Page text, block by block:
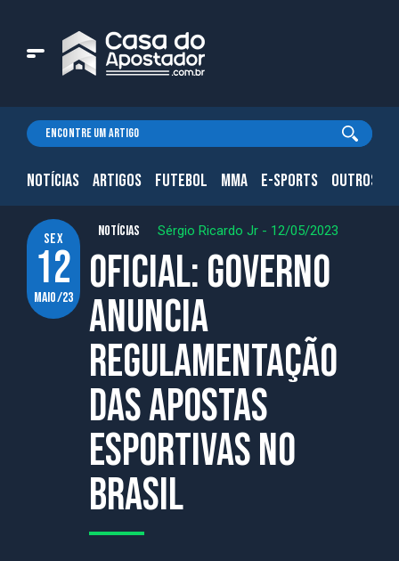
NOTÍCIAS ARTIGOS FUTEBOL MMA E-SPORTS OUTROS.
sex
12
maio/23
NOTÍCIAS Sérgio Ricardo Jr - 12/05/2023
Oficial: governo
anuncia
regulamentação
das apostas
esportivas no
Brasil